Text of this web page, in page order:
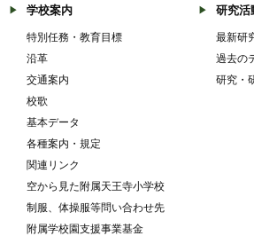
学校案内
特別任務・教育目標
沿革
交通案内
校歌
基本データ
各種案内・規定
関連リンク
空から見た附属天王寺小学校
制服、体操服等問い合わせ先
附属学校園支援事業基金
研究活
最新研
過去の
研究・